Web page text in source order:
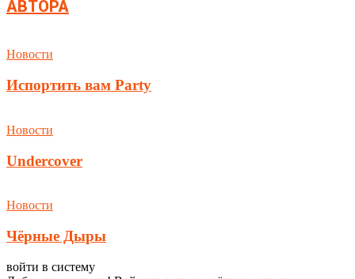
АВТОРА
Новости
Испортить вам Party
Новости
Undercover
Новости
Чёрные Дыры
войти в систему